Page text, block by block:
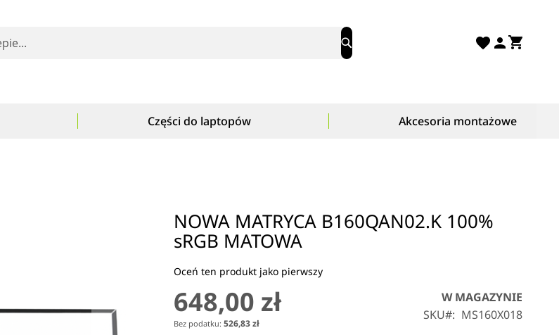
Search
Mój
Części do laptopów Akcesoria montażowe
NOWA MATRYCA B160QAN02.K 100%
sRGB MATOWA
Oceń ten produkt jako pierwszy
648,00 zł
526,83 zł
W MAGAZYNIE
SKU
MS160X018